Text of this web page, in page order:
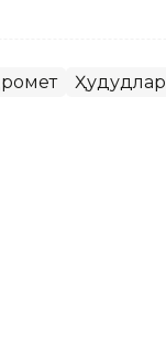
Ҳудудлар